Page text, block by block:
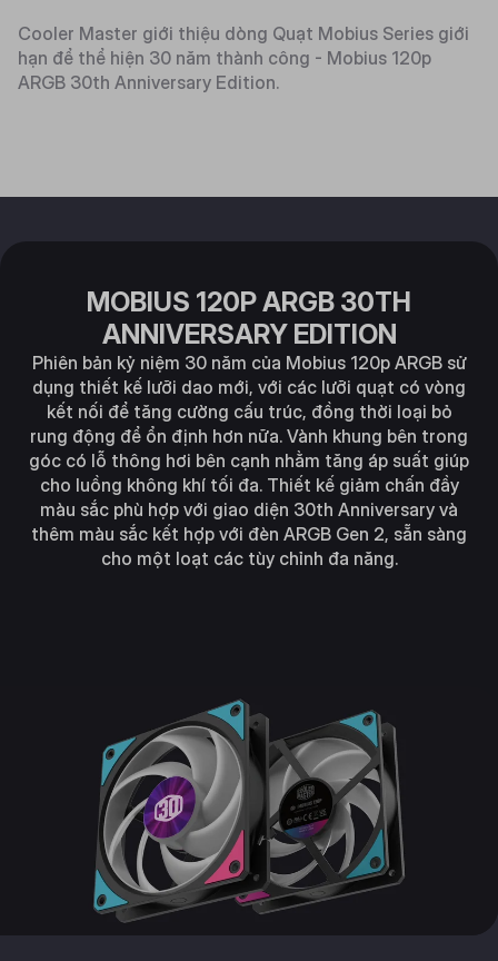
Cooler Master giới thiệu dòng Quạt Mobius Series giới
hạn để thể hiện 30 năm thành công - Mobius 120p
ARGB 30th Anniversary Edition.
MOBIUS 120P ARGB 30TH
ANNIVERSARY EDITION
Phiên bản kỷ niệm 30 năm của Mobius 120p ARGB sử
dụng thiết kế lưỡi dao mới, với các lưỡi quạt có vòng
kết nối để tăng cường cấu trúc, đồng thời loại bỏ
rung động để ổn định hơn nữa. Vành khung bên trong
góc có lỗ thông hơi bên cạnh nhằm tăng áp suất giúp
cho luồng không khí tối đa. Thiết kế giảm chấn đầy
màu sắc phù hợp với giao diện 30th Anniversary và
thêm màu sắc kết hợp với đèn ARGB Gen 2, sẵn sàng
cho một loạt các tùy chỉnh đa năng.